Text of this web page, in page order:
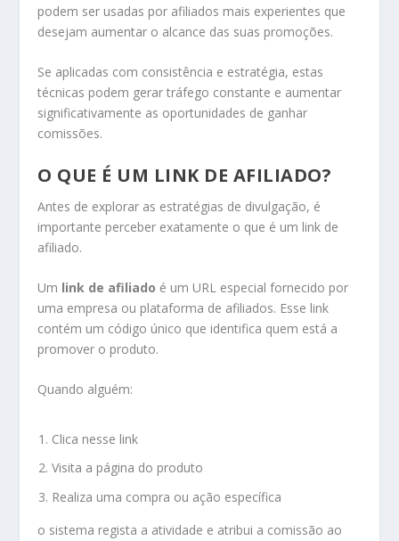
podem ser usadas por afiliados mais experientes que
desejam aumentar o alcance das suas promoções.
Se aplicadas com consistência e estratégia, estas
técnicas podem gerar tráfego constante e aumentar
significativamente as oportunidades de ganhar
comissões.
O QUE É UM LINK DE AFILIADO?
Antes de explorar as estratégias de divulgação, é
importante perceber exatamente o que é um link de
afiliado.
Um link de afiliado é um URL especial fornecido por
uma empresa ou plataforma de afiliados. Esse link
contém um código único que identifica quem está a
promover o produto.
Quando alguém:
Clica nesse link
Visita a página do produto
Realiza uma compra ou ação específica
o sistema regista a atividade e atribui a comissão ao